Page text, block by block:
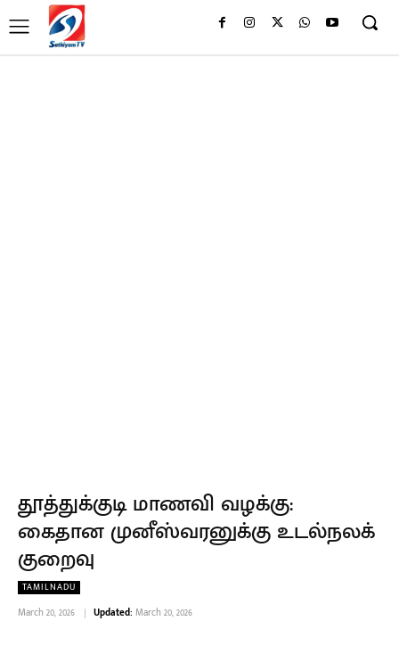
தூத்துக்குடி மாணவி வழக்கு:
கைதான முனீஸ்வரனுக்கு உடல்நலக்
குறைவு
TAMILNADU
March 20, 2026 Updated: March 20, 2026